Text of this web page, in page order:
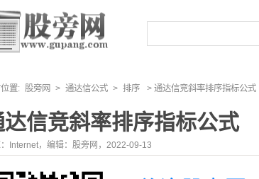
置: 股旁网 > 通达信公式 > 排序 > 通达信竞斜率排序指标公式
达信竞斜率排序指标公式
Internet，编辑：股旁网，2022-09-13